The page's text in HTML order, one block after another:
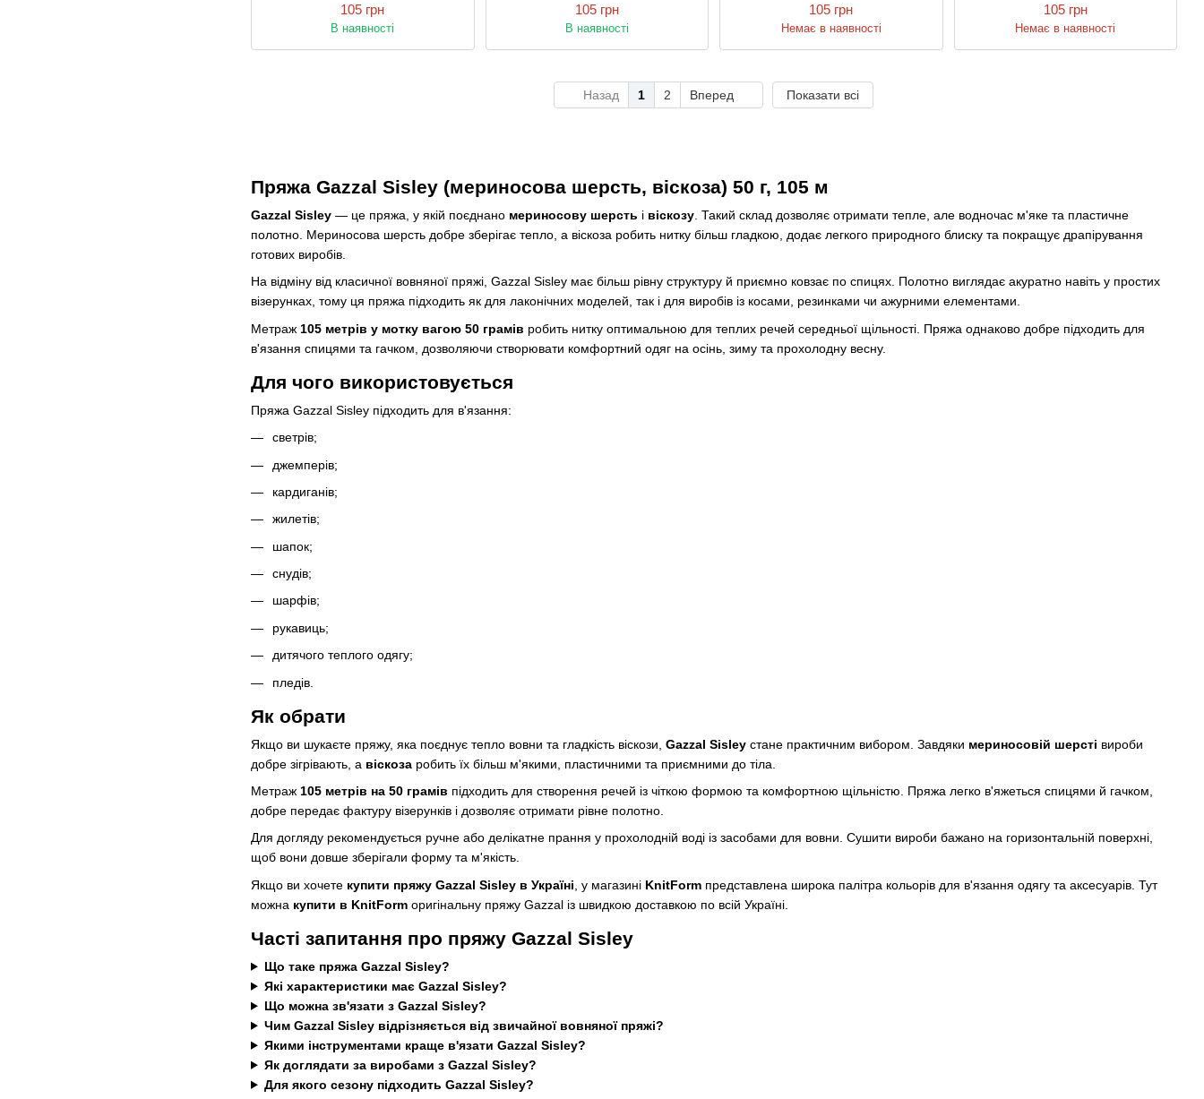
Пряжа Gazzal Sisley (мериносова шерсть, віскоза) 50 г, 105 м
Gazzal Sisley — це пряжа, у якій поєднано мериносову шерсть і віскозу . Такий склад дозволяє отримати тепле, але водночас м'яке та пластичне
полотно. Мериносова шерсть добре зберігає тепло, а віскоза робить нитку більш гладкою, додає легкого природного блиску та покращує драпірування
готових виробів.
На відміну від класичної вовняної пряжі, Gazzal Sisley має більш рівну структуру й приємно ковзає по спицях. Полотно виглядає акуратно навіть у простих
візерунках, тому ця пряжа підходить як для лаконічних моделей, так і для виробів із косами, резинками чи ажурними елементами.
Метраж 105 метрів у мотку вагою 50 грамів робить нитку оптимальною для теплих речей середньої щільності. Пряжа однаково добре підходить для
в'язання спицями та гачком, дозволяючи створювати комфортний одяг на осінь, зиму та прохолодну весну.
Для чого використовується
Пряжа Gazzal Sisley підходить для в'язання:
светрів;
джемперів;
кардиганів;
жилетів;
шапок;
снудів;
шарфів;
рукавиць;
дитячого теплого одягу;
пледів.
Як обрати
Якщо ви шукаєте пряжу, яка поєднує тепло вовни та гладкість віскози, Gazzal Sisley стане практичним вибором. Завдяки мериносовій шерсті вироби
добре зігрівають, а віскоза робить їх більш м'якими, пластичними та приємними до тіла.
Метраж 105 метрів на 50 грамів підходить для створення речей із чіткою формою та комфортною щільністю. Пряжа легко в'яжеться спицями й гачком,
добре передає фактуру візерунків і дозволяє отримати рівне полотно.
Для догляду рекомендується ручне або делікатне прання у прохолодній воді із засобами для вовни. Сушити вироби бажано на горизонтальній поверхні,
щоб вони довше зберігали форму та м'якість.
Якщо ви хочете купити пряжу Gazzal Sisley в Україні , у магазині KnitForm представлена широка палітра кольорів для в'язання одягу та аксесуарів. Тут
можна купити в KnitForm оригінальну пряжу Gazzal із швидкою доставкою по всій Україні.
Часті запитання про пряжу Gazzal Sisley
Що таке пряжа Gazzal Sisley?
Які характеристики має Gazzal Sisley?
Що можна зв'язати з Gazzal Sisley?
Чим Gazzal Sisley відрізняється від звичайної вовняної пряжі?
Якими інструментами краще в'язати Gazzal Sisley?
Як доглядати за виробами з Gazzal Sisley?
Для якого сезону підходить Gazzal Sisley?
105 грн
В наявності
105 грн
В наявності
105 грн
Немає в наявності
105 грн
Немає в наявності
Назад 1 2 Вперед Показати всі